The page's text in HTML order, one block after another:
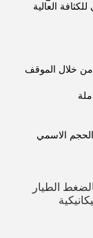
العالية
من خلال الموقف
الاسمي